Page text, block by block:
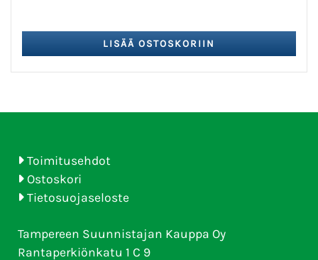
Toimitusehdot
Ostoskori
Tietosuojaseloste
Tampereen Suunnistajan Kauppa Oy
Rantaperkiönkatu 1 C 9